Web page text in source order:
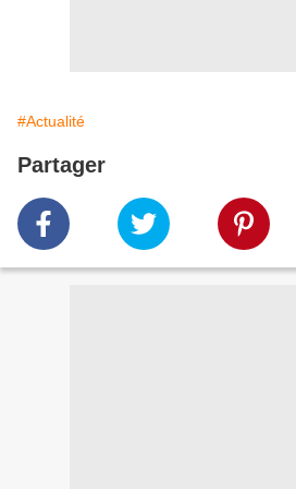
#Actualité
Partager